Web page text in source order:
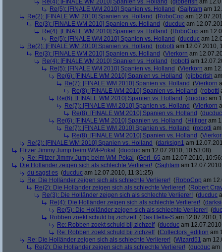
Re(4): [FINALE WM 2010] Spanien vs. Holland (gibberish am
Re(5): [FINALE WM 2010] Spanien vs. Holland (Sajhtam am
Re(2): [FINALE WM 2010] Spanien vs. Holland (RoboCop am
Re(3): [FINALE WM 2010] Spanien vs. Holland (ducduc am
Re(4): [FINALE WM 2010] Spanien vs. Holland (RoboCop am
Re(5): [FINALE WM 2010] Spanien vs. Holland (ducduc am
Re(2): [FINALE WM 2010] Spanien vs. Holland (robotti am 12.07.2010,
Re(3): [FINALE WM 2010] Spanien vs. Holland (Vierkorn am
Re(4): [FINALE WM 2010] Spanien vs. Holland (robotti am
Re(5): [FINALE WM 2010] Spanien vs. Holland (Vierkorn am
Re(6): [FINALE WM 2010] Spanien vs. Holland (gibberish
Re(7): [FINALE WM 2010] Spanien vs. Holland (Vierkorn
Re(8): [FINALE WM 2010] Spanien vs. Holland (robotti
Re(6): [FINALE WM 2010] Spanien vs. Holland (ducduc am
Re(7): [FINALE WM 2010] Spanien vs. Holland (Vierkorn
Re(8): [FINALE WM 2010] Spanien vs. Holland (ducduc
Re(6): [FINALE WM 2010] Spanien vs. Holland (Hilfiger am
Re(7): [FINALE WM 2010] Spanien vs. Holland (robotti
Re(8): [FINALE WM 2010] Spanien vs. Holland (
Re(2): [FINALE WM 2010] Spanien vs. Holland (darksign1 am
Flitzer Jimmy Jump beim WM-Pokal
(ducduc am 12.07.2010, 10:53:08)
Re: Flitzer Jimmy Jump beim WM-Pokal
(Geri_65 am 12.07.2010,
Die Holländer zeigen sich als schlechte Verlierer! (Sajhtam am
du sagst es (ducduc am 12.07.2010, 11:31:25)
Re: Die Holländer zeigen sich als schlechte Verlierer! (RoboCop am
Re(2): Die Holländer zeigen sich als schlechte Verlierer! (Robert
Re(3): Die Holländer zeigen sich als schlechte Verlierer! (ducduc
Re(4): Die Holländer zeigen sich als schlechte Verlierer! (
Re(5): Die Holländer zeigen sich als schlechte Verlierer! (
Robben zoekt schuld bij zichzelf(Das Hella-S am 12.07.2010,
Re: Robben zoekt schuld bij zichzelf(ducduc am
Re: Robben zoekt schuld bij zichzelf(Collectors_edition am
Re: Die Holländer zeigen sich als schlechte Verlierer! (Wizard51 am
Re(2): Die Holländer zeigen sich als schlechte Verlierer! (ducduc am